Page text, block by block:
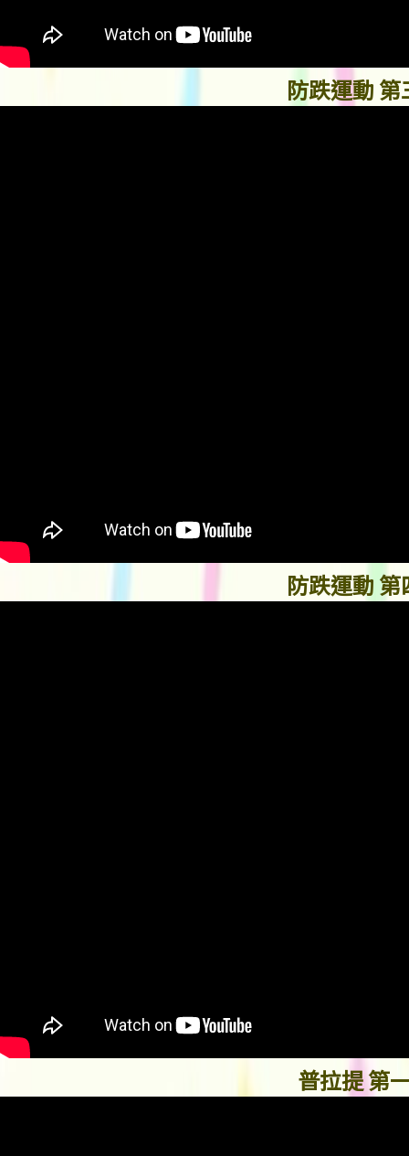
防跌運動 第
防跌運動 第
普拉提 第